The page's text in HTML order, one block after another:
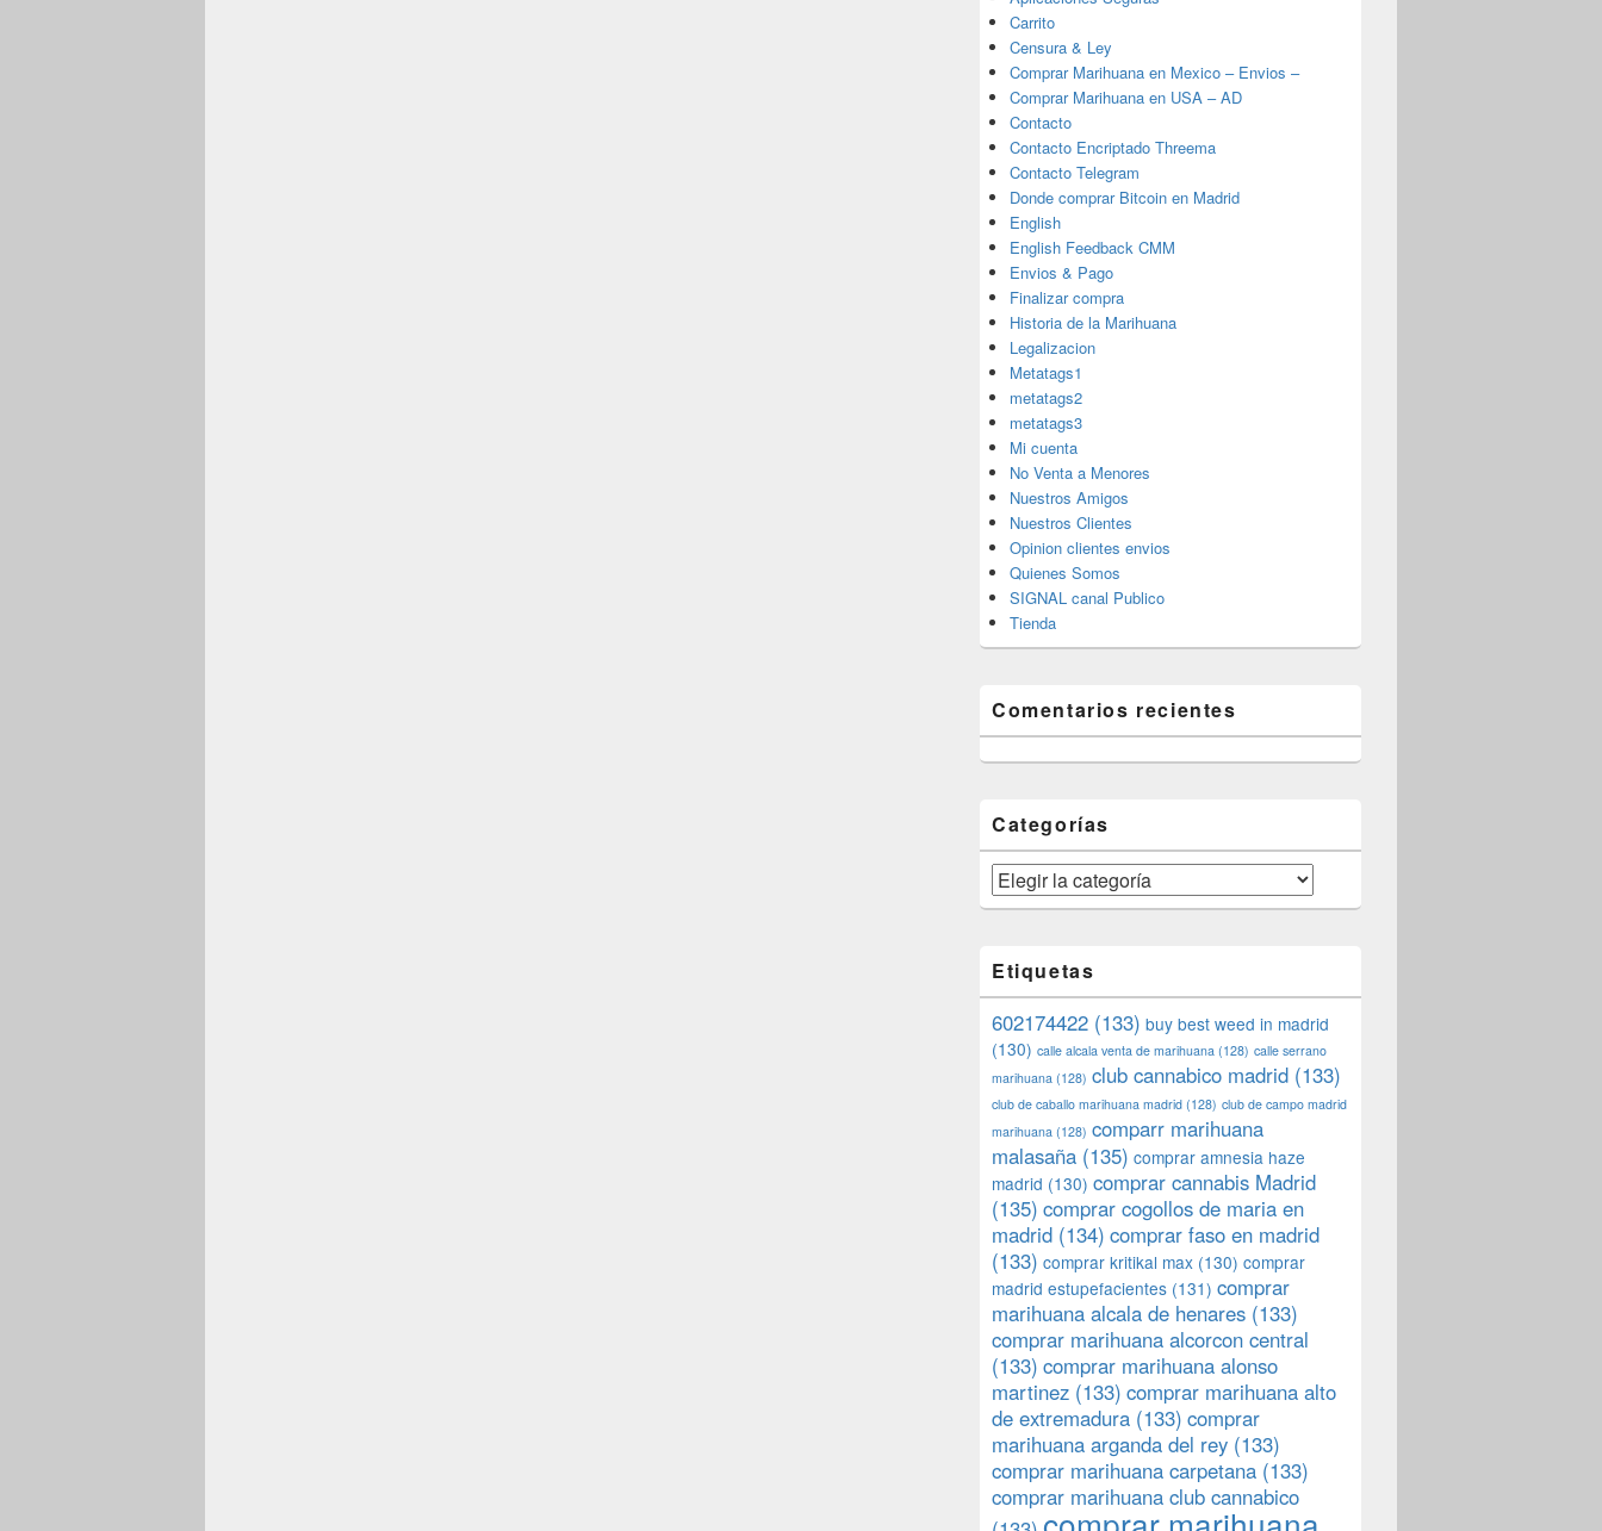
Carrito
Censura & Ley
Comprar Marihuana en Mexico – Envios –
Comprar Marihuana en USA – AD
Contacto
Contacto Encriptado Threema
Contacto Telegram
Donde comprar Bitcoin en Madrid
English
English Feedback CMM
Envios & Pago
Finalizar compra
Historia de la Marihuana
Legalizacion
Metatags1
metatags2
metatags3
Mi cuenta
No Venta a Menores
Nuestros Amigos
Nuestros Clientes
Opinion clientes envios
Quienes Somos
SIGNAL canal Publico
Tienda
Comentarios recientes
Categorías
Categorías
Etiquetas
602174422 (133) buy best weed in madrid
(130) calle alcala venta de marihuana (128) calle serrano
marihuana (128) club cannabico madrid (133)
club de caballo marihuana madrid (128) club de campo madrid
marihuana (128) comparr marihuana
malasaña (135) comprar amnesia haze
madrid (130) comprar cannabis Madrid
(135) comprar cogollos de maria en
madrid (134) comprar faso en madrid
(133) comprar kritikal max (130) comprar
madrid estupefacientes (131) comprar
marihuana alcala de henares (133)
comprar marihuana alcorcon central
(133) comprar marihuana alonso
martinez (133) comprar marihuana alto
de extremadura (133) comprar
marihuana arganda del rey (133)
comprar marihuana carpetana (133)
comprar marihuana club cannabico